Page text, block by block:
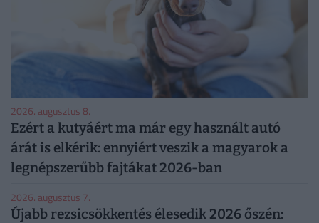
2026. augusztus 8.
Ezért a kutyáért ma már egy használt autó
árát is elkérik: ennyiért veszik a magyarok a
legnépszerűbb fajtákat 2026-ban
2026. augusztus 7.
Újabb rezsicsökkentés élesedik 2026 őszén: